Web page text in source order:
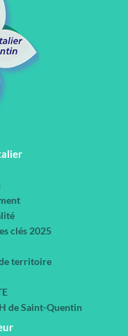
clés 2025
territoire
de Saint-Quentin